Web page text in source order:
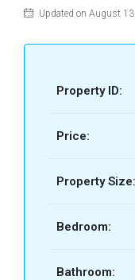
Updated on August
Property ID:
Price:
Property Size:
Bedroom:
Bathroom: